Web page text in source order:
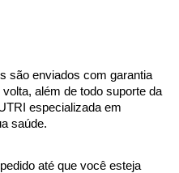
são enviados com garantia
além de todo suporte da
especializada em
saúde.
até que você esteja